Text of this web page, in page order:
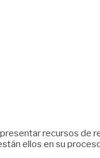
recursos de
ellos en su